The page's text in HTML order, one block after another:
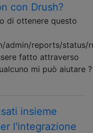
con Drush?
di ottenere questo
admin/reports/status/
fatto attraverso
mi può aiutare ?
insieme
l'integrazione